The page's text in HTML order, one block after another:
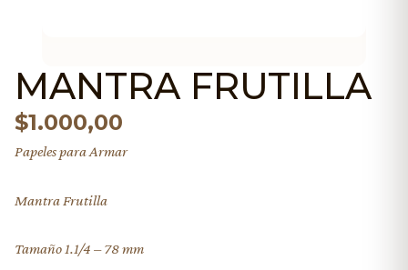
MANTRA FRUTILLA
$1.000,00
Papeles para Armar
Mantra Frutilla
Tamaño 1.1/4 – 78 mm